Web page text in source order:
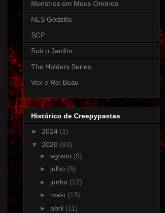
Monstros em Meus Ombros
NES Godzilla
SCP
Sob o Jardim
The Holders Series
Vox e Rei Beau
Histórico de Creepypastas
► 2024 (1)
▼ 2020 (83)
► agosto (9)
► julho (5)
► junho (12)
► maio (13)
► abril (11)